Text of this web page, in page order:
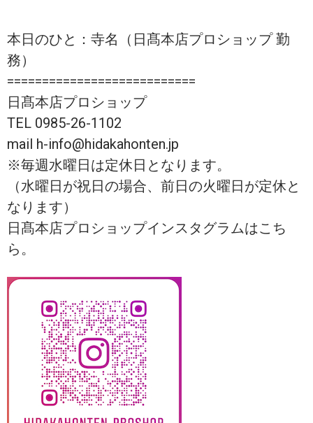
本日のひと：寺名（日髙本店プロショップ 勤
務）
===========================
日髙本店プロショップ
TEL 0985-26-1102
mail h-info@hidakahonten.jp
※毎週水曜日は定休日となります。
（水曜日が祝日の場合、前日の火曜日が定休と
なります）
日髙本店プロショップインスタグラムはこち
ら。